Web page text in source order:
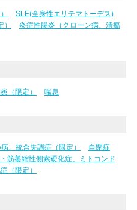
SLE(全身性エリテマトーデス)
炎症性腸炎（クローン病、潰瘍
（限定） 喘息
、統合失調症（限定）
自閉症
筋萎縮性側索硬化症、ミトコンド
（限定）